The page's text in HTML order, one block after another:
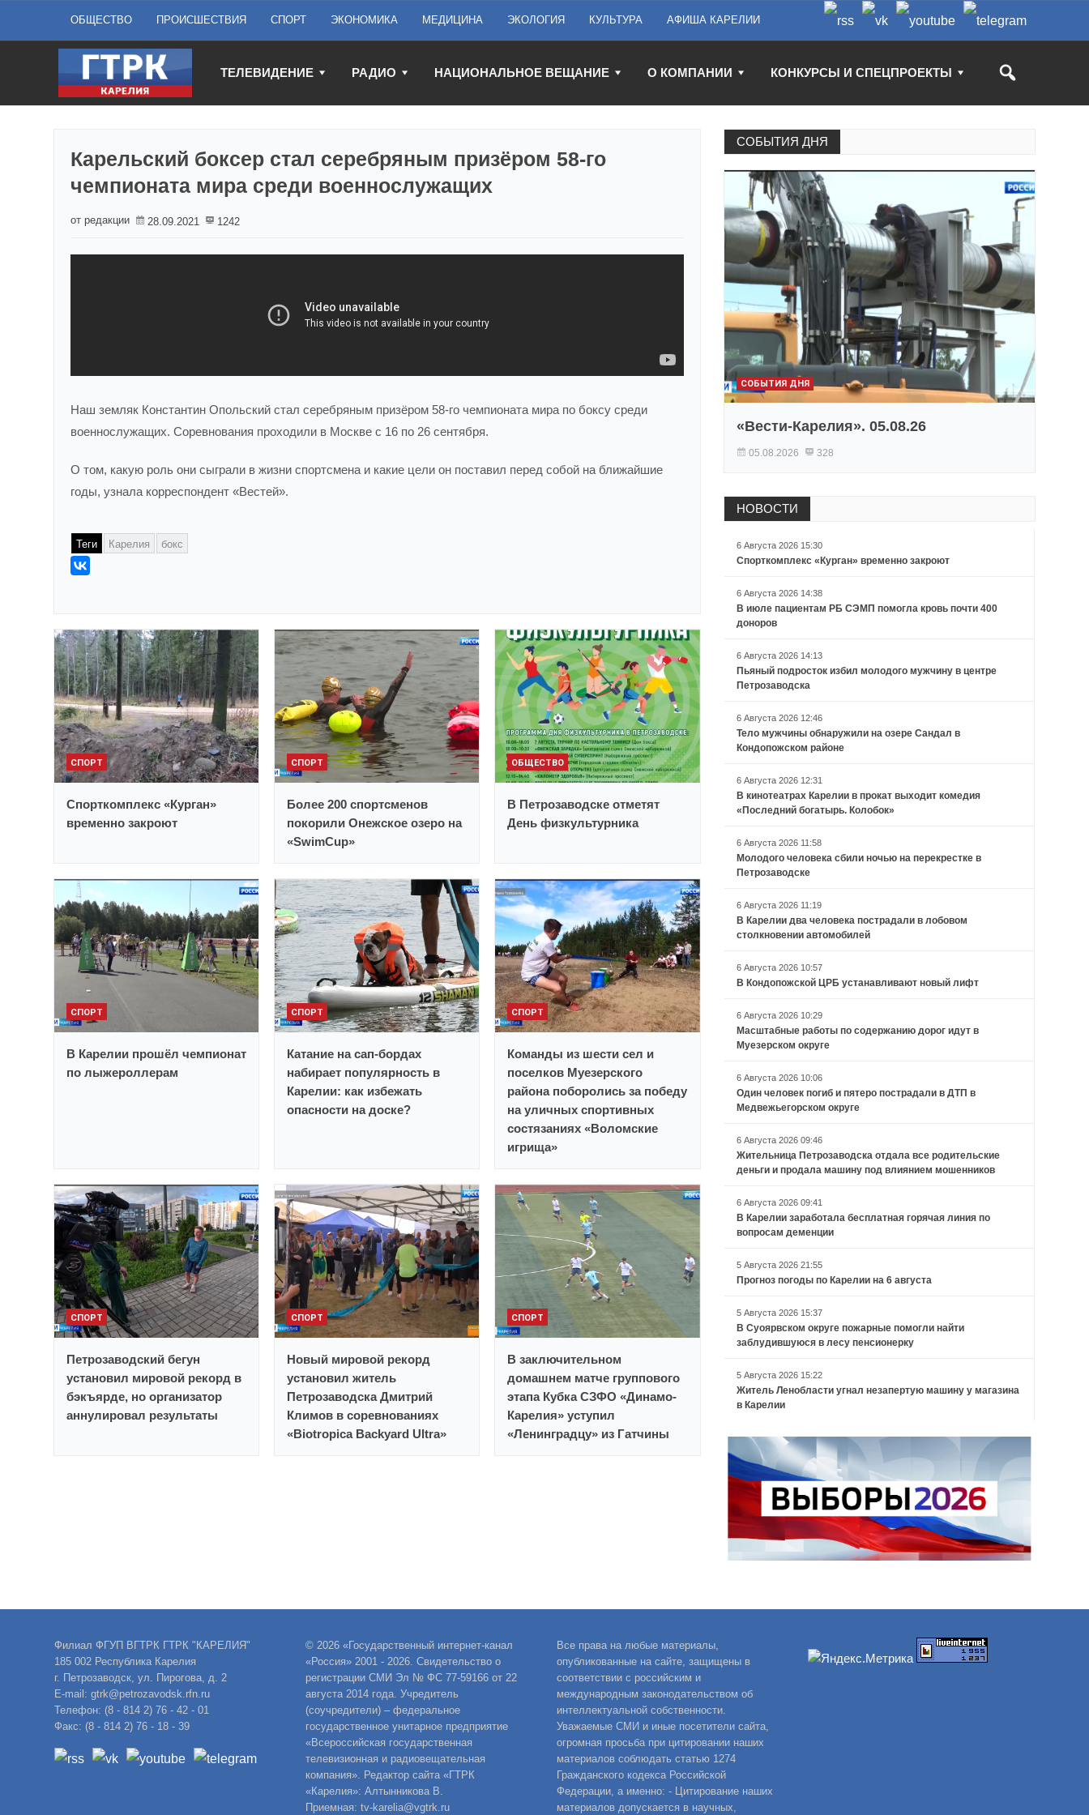
ОБЩЕСТВО ПРОИСШЕСТВИЯ СПОРТ ЭКОНОМИКА МЕДИЦИНА ЭКОЛОГИЯ КУЛЬТУРА АФИША КАРЕЛИИ
ТЕЛЕВИДЕНИЕ РАДИО НАЦИОНАЛЬНОЕ ВЕЩАНИЕ О КОМПАНИИ КОНКУРСЫ И СПЕЦПРОЕКТЫ
Карельский боксер стал серебряным призёром 58-го
чемпионата мира среди военнослужащих
от редакции 28.09.2021 1242
Наш земляк Константин Опольский стал серебряным призёром 58-го чемпионата мира по боксу среди
военнослужащих. Соревнования проходили в Москве с 16 по 26 сентября.
О том, какую роль они сыграли в жизни спортсмена и какие цели он поставил перед собой на ближайшие
годы, узнала корреспондент «Вестей».
Теги Карелия бокс
СПОРТ
Спорткомплекс «Курган»
временно закроют
СПОРТ
Более 200 спортсменов
покорили Онежское озеро на
«SwimCup»
ОБЩЕСТВО
В Петрозаводске отметят
День физкультурника
СПОРТ
В Карелии прошёл чемпионат
по лыжероллерам
СПОРТ
Катание на сап-бордах
набирает популярность в
Карелии: как избежать
опасности на доске?
СПОРТ
Команды из шести сел и
поселков Муезерского
района поборолись за победу
на уличных спортивных
состязаниях «Воломские
игрища»
СПОРТ
Петрозаводский бегун
установил мировой рекорд в
бэкъярде, но организатор
аннулировал результаты
СПОРТ
Новый мировой рекорд
установил житель
Петрозаводска Дмитрий
Климов в соревнованиях
«Biotropica Вackyard Ultra»
СПОРТ
В заключительном
домашнем матче группового
этапа Кубка СЗФО «Динамо-
Карелия» уступил
«Ленинградцу» из Гатчины
СОБЫТИЯ ДНЯ
СОБЫТИЯ ДНЯ
«Вести-Карелия». 05.08.26
05.08.2026 328
НОВОСТИ
6 Августа 2026 15:30
Спорткомплекс «Курган» временно закроют
6 Августа 2026 14:38
В июле пациентам РБ СЭМП помогла кровь почти 400
доноров
6 Августа 2026 14:13
Пьяный подросток избил молодого мужчину в центре
Петрозаводска
6 Августа 2026 12:46
Тело мужчины обнаружили на озере Сандал в
Кондопожском районе
6 Августа 2026 12:31
В кинотеатрах Карелии в прокат выходит комедия
«Последний богатырь. Колобок»
6 Августа 2026 11:58
Молодого человека сбили ночью на перекрестке в
Петрозаводске
6 Августа 2026 11:19
В Карелии два человека пострадали в лобовом
столкновении автомобилей
6 Августа 2026 10:57
В Кондопожской ЦРБ устанавливают новый лифт
6 Августа 2026 10:29
Масштабные работы по содержанию дорог идут в
Муезерском округе
6 Августа 2026 10:06
Один человек погиб и пятеро пострадали в ДТП в
Медвежьегорском округе
6 Августа 2026 09:46
Жительница Петрозаводска отдала все родительские
деньги и продала машину под влиянием мошенников
6 Августа 2026 09:41
В Карелии заработала бесплатная горячая линия по
вопросам деменции
5 Августа 2026 21:55
Прогноз погоды по Карелии на 6 августа
5 Августа 2026 15:37
В Суоярвском округе пожарные помогли найти
заблудившуюся в лесу пенсионерку
5 Августа 2026 15:22
Житель Ленобласти угнал незапертую машину у магазина
в Карелии
Филиал ФГУП ВГТРК ГТРК "КАРЕЛИЯ"
185 002 Республика Карелия
г. Петрозаводск, ул. Пирогова, д. 2
E-mail: gtrk@petrozavodsk.rfn.ru
Телефон: (8 - 814 2) 76 - 42 - 01
Факс: (8 - 814 2) 76 - 18 - 39
© 2026 «Государственный интернет-канал
«Россия» 2001 - 2026. Свидетельство о
регистрации СМИ Эл № ФС 77-59166 от 22
августа 2014 года. Учредитель
(соучредители) – федеральное
государственное унитарное предприятие
«Всероссийская государственная
телевизионная и радиовещательная
компания». Редактор сайта «ГТРК
«Карелия»: Алтынникова В.
Приемная: tv-karelia@vgtrk.ru
Все права на любые материалы,
опубликованные на сайте, защищены в
соответствии с российским и
международным законодательством об
интеллектуальной собственности.
Уважаемые СМИ и иные посетители сайта,
огромная просьба при цитировании наших
материалов соблюдать статью 1274
Гражданского кодекса Российской
Федерации, а именно: - Цитирование наших
материалов допускается в научных,